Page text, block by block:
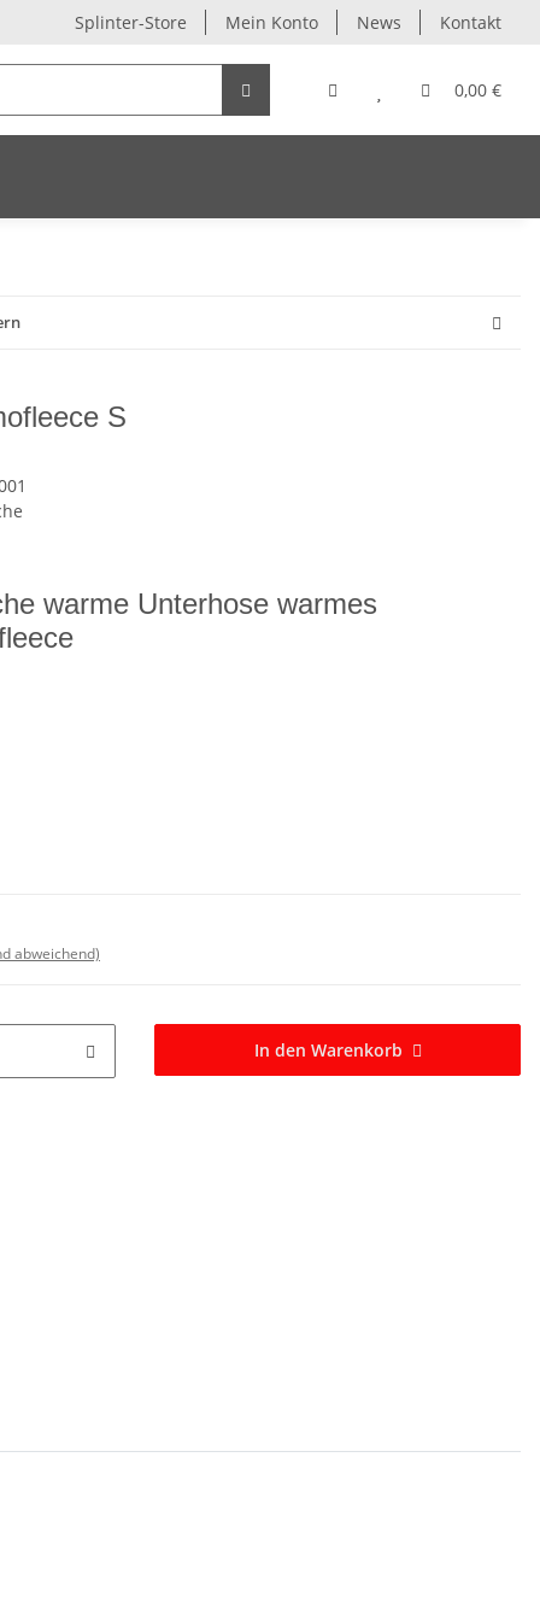
Splinter-Store Mein Konto News Kontakt
0,00 €
S
warme Unterhose warmes
abweichend)
In den Warenkorb